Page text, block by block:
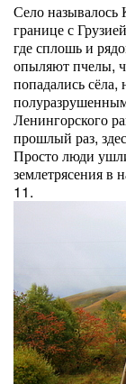
Село называлось
границе с
где сплошь и
опыляют пчелы,
попадались
Ленингорского
прошлый раз,
Просто люди
землетрясения в
11.